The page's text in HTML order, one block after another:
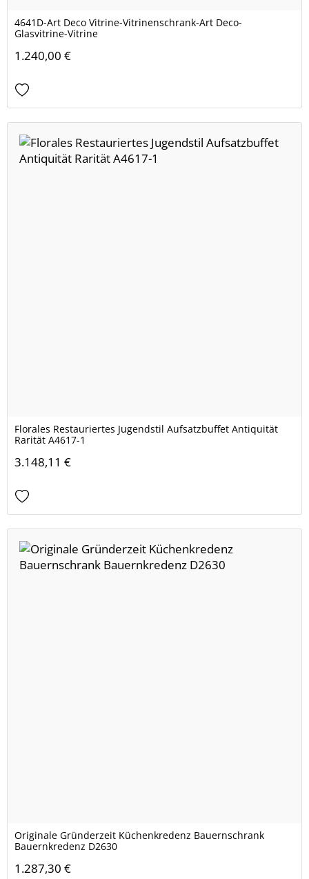
4641D-Art Deco Vitrine-Vitrinenschrank-Art Deco-
Glasvitrine-Vitrine
1.240,00 €
Florales Restauriertes Jugendstil Aufsatzbuffet Antiquität
Rarität A4617-1
3.148,11 €
Originale Gründerzeit Küchenkredenz Bauernschrank
Bauernkredenz D2630
1.287,30 €